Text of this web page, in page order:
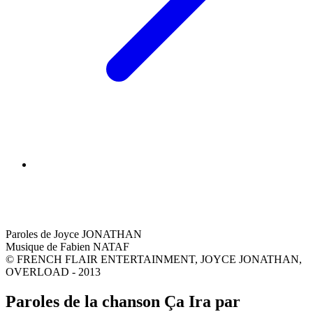
Paroles de Joyce JONATHAN
Musique de Fabien NATAF
© FRENCH FLAIR ENTERTAINMENT, JOYCE JONATHAN,
OVERLOAD - 2013
Paroles de la chanson Ça Ira par